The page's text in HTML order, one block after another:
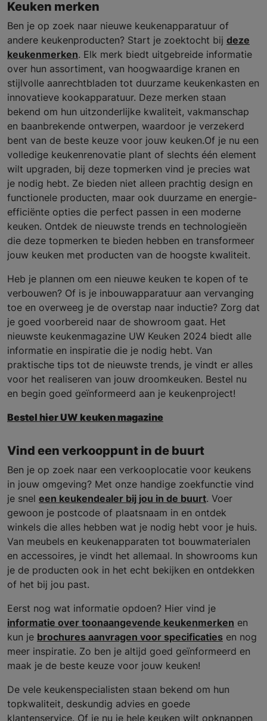
Keuken merken
Ben je op zoek naar nieuwe keukenapparatuur of
andere keukenproducten? Start je zoektocht bij deze
keukenmerken. Elk merk biedt uitgebreide informatie
over hun assortiment, van hoogwaardige kranen en
stijlvolle aanrechtbladen tot duurzame keukenkasten en
innovatieve kookapparatuur. Deze merken staan
bekend om hun uitzonderlijke kwaliteit, vakmanschap
en baanbrekende ontwerpen, waardoor je verzekerd
bent van de beste keuze voor jouw keuken.Of je nu een
volledige keukenrenovatie plant of slechts één element
wilt upgraden, bij deze topmerken vind je precies wat
je nodig hebt. Ze bieden niet alleen prachtig design en
functionele producten, maar ook duurzame en energie-
efficiënte opties die perfect passen in een moderne
keuken. Ontdek de nieuwste trends en technologieën
die deze topmerken te bieden hebben en transformeer
jouw keuken met producten van de hoogste kwaliteit.
Heb je plannen om een nieuwe keuken te kopen of te
verbouwen? Of is je inbouwapparatuur aan vervanging
toe en overweeg je de overstap naar inductie? Zorg dat
je goed voorbereid naar de showroom gaat. Het
nieuwste keukenmagazine UW Keuken 2024 biedt alle
informatie en inspiratie die je nodig hebt. Van
praktische tips tot de nieuwste trends, je vindt er alles
voor het realiseren van jouw droomkeuken. Bestel nu
en begin goed geïnformeerd aan je keukenproject!
Bestel hier UW keuken magazine
Vind een verkooppunt in de buurt
Ben je op zoek naar een verkooplocatie voor keukens
in jouw omgeving? Met onze handige zoekfunctie vind
je snel een keukendealer bij jou in de buurt. Voer
gewoon je postcode of plaatsnaam in en ontdek
winkels die alles hebben wat je nodig hebt voor je huis.
Van meubels en keukenapparaten tot bouwmaterialen
en accessoires, je vindt het allemaal. In showrooms kun
je de producten ook in het echt bekijken en ontdekken
of het bij jou past.
Eerst nog wat informatie opdoen? Hier vind je
informatie over toonaangevende keukenmerken en
kun je brochures aanvragen voor specificaties en nog
meer inspiratie. Zo ben je altijd goed geïnformeerd en
maak je de beste keuze voor jouw keuken!
De vele keukenspecialisten staan bekend om hun
topkwaliteit, deskundig advies en goede
klantenservice. Of je nu je hele keuken wilt opknappen